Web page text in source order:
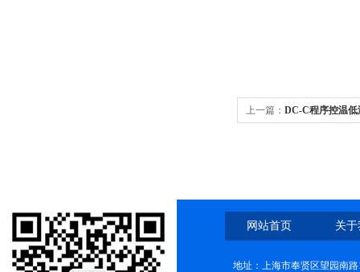
上一篇： DC-C程序控温
网站首页 关
地址：上海市奉贤区望园南路